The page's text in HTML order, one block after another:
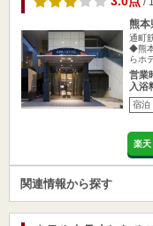
熊本
通町
◆熊
らホ
営業
入浴
宿泊
楽天
関連情報から探す